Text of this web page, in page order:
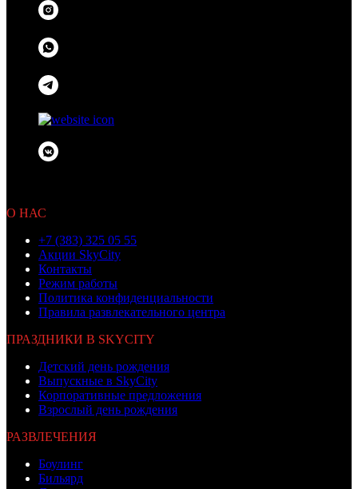
О НАС
+7 (383) 325 05 55
Акции SkyCity
Контакты
Режим работы
Политика конфиденциальности
Правила развлекательного центра
ПРАЗДНИКИ В SKYCITY
Детский день рождения
Выпускные в SkyCity
Корпоративные предложения
Взрослый день рождения
РАЗВЛЕЧЕНИЯ
Боулинг
Бильярд